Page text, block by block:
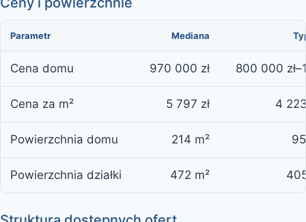
Parametr Mediana
Cena domu 970 000 zł 800 000
Cena za m² 5 797 zł 4
Powierzchnia domu 214 m²
Powierzchnia działki 472 m²